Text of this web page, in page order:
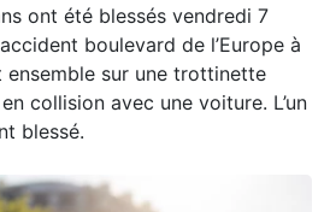
ont été blessés vendredi 7
boulevard de l’Europe à
ensemble sur une trottinette
collision avec une voiture. L’un
blessé.